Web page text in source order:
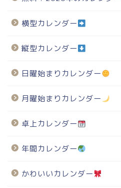
横型カレンダー
縦型カレンダー
日曜始まりカレンダー
月曜始まりカレンダー
卓上カレンダー
年間カレンダー
かわいいカレンダー